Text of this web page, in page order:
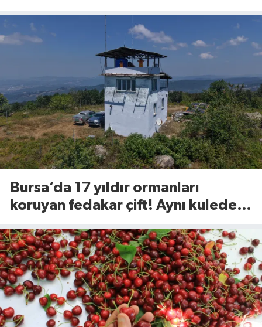
Bursa’da 17 yıldır ormanları
koruyan fedakar çift! Aynı kulede